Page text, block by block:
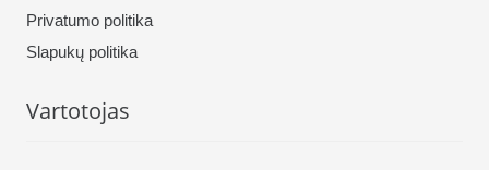
Privatumo politika
Slapukų politika
Vartotojas